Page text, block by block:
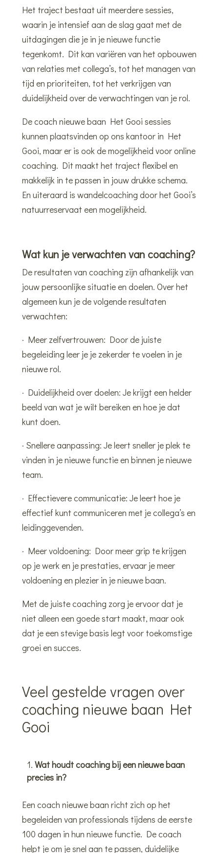
Het traject bestaat uit meerdere sessies,
waarin je intensief aan de slag gaat met de
uitdagingen die je in je nieuwe functie
tegenkomt. Dit kan variëren van het opbouwen
van relaties met collega’s, tot het managen van
tijd en prioriteiten, tot het verkrijgen van
duidelijkheid over de verwachtingen van je rol.
De coach nieuwe baan Het Gooi sessies
kunnen plaatsvinden op ons kantoor in Het
Gooi, maar er is ook de mogelijkheid voor online
coaching. Dit maakt het traject flexibel en
makkelijk in te passen in jouw drukke schema.
En uiteraard is wandelcoaching door het Gooi’s
natuurreservaat een mogelijkheid.
Wat kun je verwachten van coaching?
De resultaten van coaching zijn afhankelijk van
jouw persoonlijke situatie en doelen. Over het
algemeen kun je de volgende resultaten
verwachten:
· Meer zelfvertrouwen: Door de juiste
begeleiding leer je je zekerder te voelen in je
nieuwe rol.
· Duidelijkheid over doelen: Je krijgt een helder
beeld van wat je wilt bereiken en hoe je dat
kunt doen.
· Snellere aanpassing: Je leert sneller je plek te
vinden in je nieuwe functie en binnen je nieuwe
team.
· Effectievere communicatie: Je leert hoe je
effectief kunt communiceren met je collega’s en
leidinggevenden.
· Meer voldoening: Door meer grip te krijgen
op je werk en je prestaties, ervaar je meer
voldoening en plezier in je nieuwe baan.
Met de juiste coaching zorg je ervoor dat je
niet alleen een goede start maakt, maar ook
dat je een stevige basis legt voor toekomstige
groei en succes.
Veel gestelde vragen over
coaching nieuwe baan Het
Gooi
Wat houdt coaching bij een nieuwe baan
precies in?
Een coach nieuwe baan richt zich op het
begeleiden van professionals tijdens de eerste
100 dagen in hun nieuwe functie. De coach
helpt je om je snel aan te passen, duidelijke